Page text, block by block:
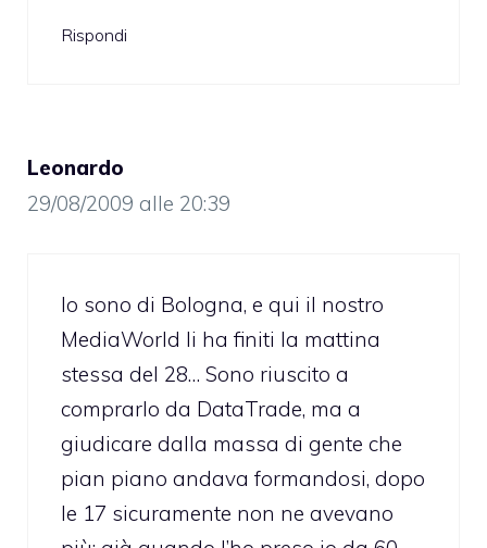
Rispondi
Leonardo
29/08/2009 alle 20:39
Io sono di Bologna, e qui il nostro
MediaWorld li ha finiti la mattina
stessa del 28… Sono riuscito a
comprarlo da DataTrade, ma a
giudicare dalla massa di gente che
pian piano andava formandosi, dopo
le 17 sicuramente non ne avevano